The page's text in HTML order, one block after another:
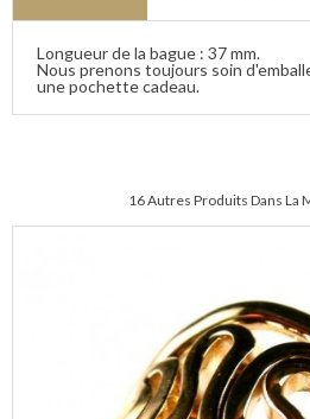
Longueur de la bague : 37 mm.
Nous prenons toujours soin
une pochette cadeau.
16 Autres Produits Dans La